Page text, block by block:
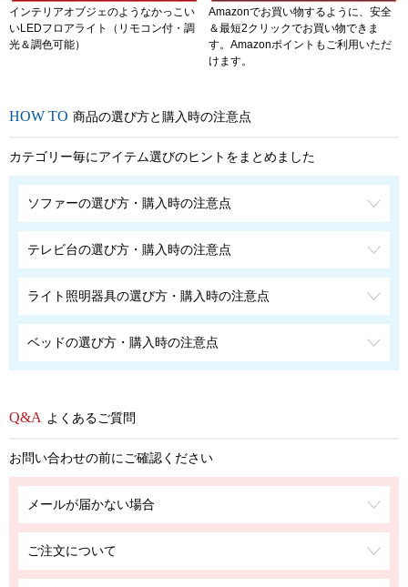
インテリアオブジェのようなかっこい
いLEDフロアライト（リモコン付・調
光＆調色可能）
Amazonでお買い物するように、安全
＆最短2クリックでお買い物できま
す。Amazonポイントもご利用いただ
けます。
商品の選び方と購入時の注意点
カテゴリー毎にアイテム選びのヒントをまとめました
ソファーの選び方・購入時の注意点
テレビ台の選び方・購入時の注意点
ライト照明器具の選び方・購入時の注意点
ベッドの選び方・購入時の注意点
よくあるご質問
お問い合わせの前にご確認ください
メールが届かない場合
ご注文について